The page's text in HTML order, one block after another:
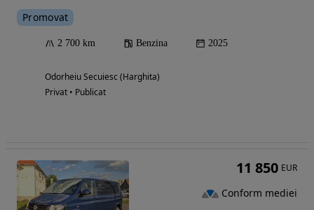
Promovat
2 700 km Benzina 2025
Odorheiu Secuiesc (Harghita)
Privat • Publicat
11 850 EUR
Conform mediei